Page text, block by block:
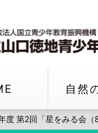
自然
度 第2回「星をみる会（